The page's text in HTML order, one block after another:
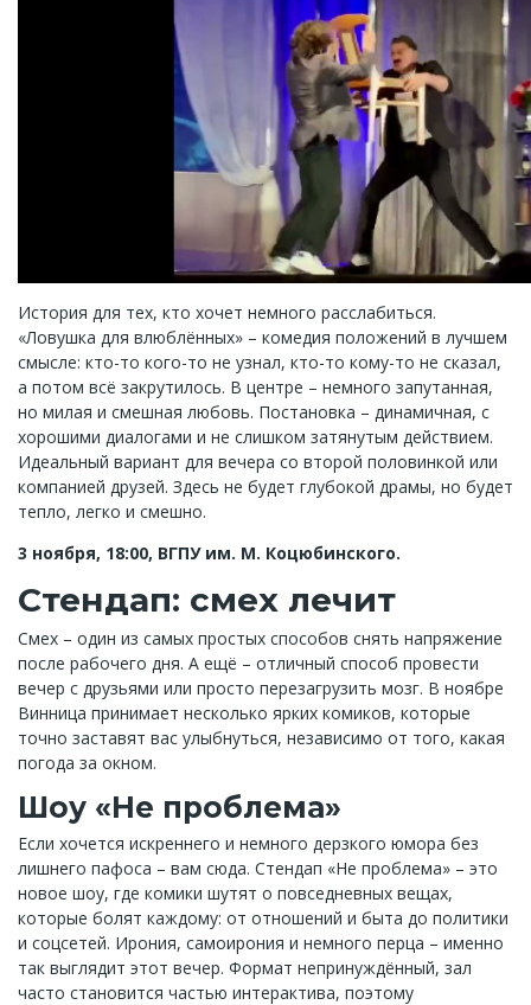
История для тех, кто хочет немного расслабиться.
«Ловушка для влюблённых» – комедия положений в лучшем
смысле: кто-то кого-то не узнал, кто-то кому-то не сказал,
а потом всё закрутилось. В центре – немного запутанная,
но милая и смешная любовь. Постановка – динамичная, с
хорошими диалогами и не слишком затянутым действием.
Идеальный вариант для вечера со второй половинкой или
компанией друзей. Здесь не будет глубокой драмы, но будет
тепло, легко и смешно.
3 ноября, 18:00, ВГПУ им. М. Коцюбинского.
Стендап: смех лечит
Смех – один из самых простых способов снять напряжение
после рабочего дня. А ещё – отличный способ провести
вечер с друзьями или просто перезагрузить мозг. В ноябре
Винница принимает несколько ярких комиков, которые
точно заставят вас улыбнуться, независимо от того, какая
погода за окном.
Шоу «Не проблема»
Если хочется искреннего и немного дерзкого юмора без
лишнего пафоса – вам сюда. Стендап «Не проблема» – это
новое шоу, где комики шутят о повседневных вещах,
которые болят каждому: от отношений и быта до политики
и соцсетей. Ирония, самоирония и немного перца – именно
так выглядит этот вечер. Формат непринуждённый, зал
часто становится частью интерактива, поэтому